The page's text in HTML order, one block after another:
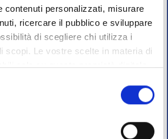
contenuti personalizzati, misurare
ricercare il pubblico e sviluppare
di scegliere chi utilizza i
scopi. Le vostre scelte in materia di
solo su questa proprietà digitale
il proprio consenso in qualsiasi
sui cookie o facendo clic
PROMO
offerte del momento su molti dei